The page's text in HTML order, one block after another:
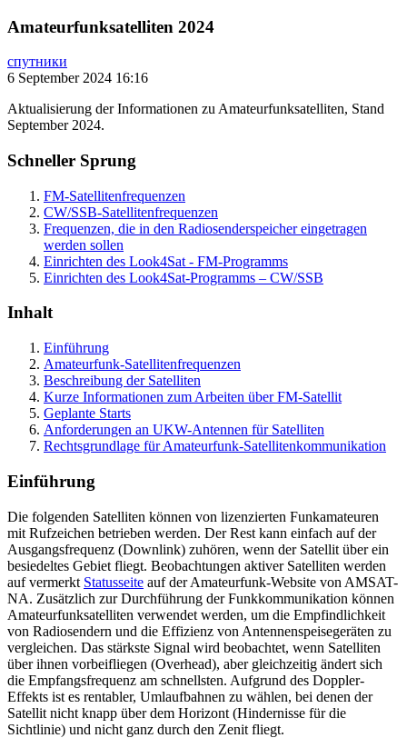
Amateurfunksatelliten 2024
спутники
6 September 2024 16:16
Aktualisierung der Informationen zu Amateurfunksatelliten, Stand
September 2024.
Schneller Sprung
FM-Satellitenfrequenzen
CW/SSB-Satellitenfrequenzen
Frequenzen, die in den Radiosenderspeicher eingetragen
werden sollen
Einrichten des Look4Sat - FM-Programms
Einrichten des Look4Sat-Programms – CW/SSB
Inhalt
Einführung
Amateurfunk-Satellitenfrequenzen
Beschreibung der Satelliten
Kurze Informationen zum Arbeiten über FM-Satellit
Geplante Starts
Anforderungen an UKW-Antennen für Satelliten
Rechtsgrundlage für Amateurfunk-Satellitenkommunikation
Einführung
Die folgenden Satelliten können von lizenzierten Funkamateuren
mit Rufzeichen betrieben werden. Der Rest kann einfach auf der
Ausgangsfrequenz (Downlink) zuhören, wenn der Satellit über ein
besiedeltes Gebiet fliegt. Beobachtungen aktiver Satelliten werden
auf vermerkt Statusseite auf der Amateurfunk-Website von AMSAT-
NA. Zusätzlich zur Durchführung der Funkkommunikation können
Amateurfunksatelliten verwendet werden, um die Empfindlichkeit
von Radiosendern und die Effizienz von Antennenspeisegeräten zu
vergleichen. Das stärkste Signal wird beobachtet, wenn Satelliten
über ihnen vorbeifliegen (Overhead), aber gleichzeitig ändert sich
die Empfangsfrequenz am schnellsten. Aufgrund des Doppler-
Effekts ist es rentabler, Umlaufbahnen zu wählen, bei denen der
Satellit nicht knapp über dem Horizont (Hindernisse für die
Sichtlinie) und nicht ganz durch den Zenit fliegt.